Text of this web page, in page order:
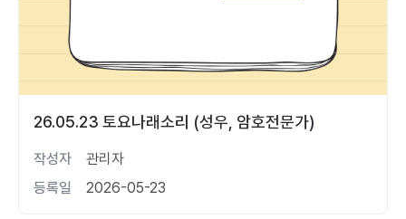
26.05.23 토요나래소리 (성우, 암호전문가)
작성자
관리자
등록일
2026-05-23